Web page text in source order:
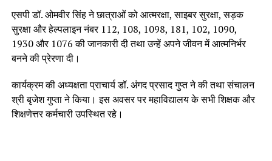
एसपी डॉ. ओमवीर सिंह ने छात्राओं को आत्मरक्षा, साइबर सुरक्षा, सड़क
सुरक्षा और हेल्पलाइन नंबर 112, 108, 1098, 181, 102, 1090,
1930 और 1076 की जानकारी दी तथा उन्हें अपने जीवन में आत्मनिर्भर
बनने की प्रेरणा दी।
कार्यक्रम की अध्यक्षता प्राचार्य डॉ. अंगद प्रसाद गुप्त ने की तथा संचालन
श्री बृजेश गुप्ता ने किया। इस अवसर पर महाविद्यालय के सभी शिक्षक और
शिक्षणेत्तर कर्मचारी उपस्थित रहे।